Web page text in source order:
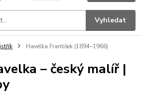
Vyhledat
Havelka František (1894–1966)
– český malíř |